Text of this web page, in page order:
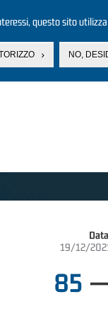
questo sito
NO,
19/12/
85